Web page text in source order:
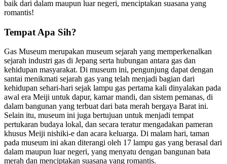
baik dari dalam maupun luar negeri, menciptakan suasana yang
romantis!
Tempat Apa Sih?
Gas Museum merupakan museum sejarah yang memperkenalkan
sejarah industri gas di Jepang serta hubungan antara gas dan
kehidupan masyarakat. Di museum ini, pengunjung dapat dengan
santai menikmati sejarah gas yang telah menjadi bagian dari
kehidupan sehari-hari sejak lampu gas pertama kali dinyalakan pada
awal era Meiji untuk dapur, kamar mandi, dan sistem pemanas, di
dalam bangunan yang terbuat dari bata merah bergaya Barat ini.
Selain itu, museum ini juga bertujuan untuk menjadi tempat
pertukaran budaya lokal, dan secara teratur mengadakan pameran
khusus Meiji nishiki-e dan acara keluarga. Di malam hari, taman
pada museum ini akan diterangi oleh 17 lampu gas yang berasal dari
dalam maupun luar negeri, yang menyatu dengan bangunan bata
merah dan menciptakan suasana yang romantis.